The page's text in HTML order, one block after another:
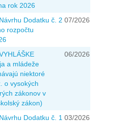
rok 2026
Dodatku č. 2
rozpočtu
07/2026
a mládeže
niektoré
o vysokých
zákonov v
zákon)
06/2026
Dodatku č. 1 03/2026